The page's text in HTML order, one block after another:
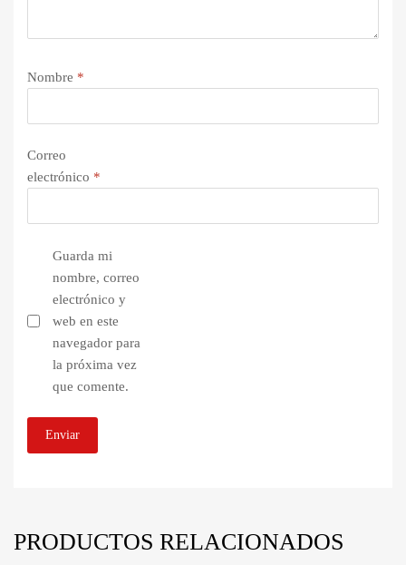
Nombre *
Correo
electrónico *
Guarda mi
nombre, correo
electrónico y
web en este
navegador para
la próxima vez
que comente.
PRODUCTOS RELACIONADOS